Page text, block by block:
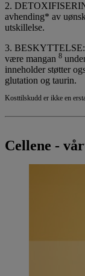
2.
avhending* av
utskillelse.
3. BESKYTTELSE:
være mangan 8
inneholder støtter
glutation og taurin.
Kosttilskudd er ikke en
Cellene -